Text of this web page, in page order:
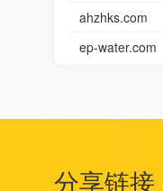
ahzhks.com
ep-water.com
分享链接